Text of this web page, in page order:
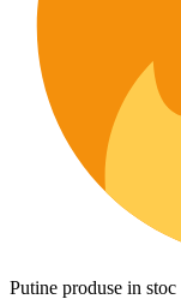
Putine produse in stoc